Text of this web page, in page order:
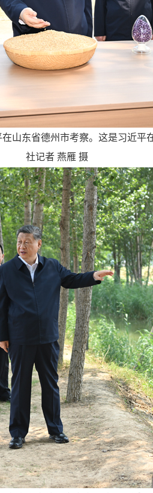
山东省德州市考察。这是习近
社记者 燕雁 摄